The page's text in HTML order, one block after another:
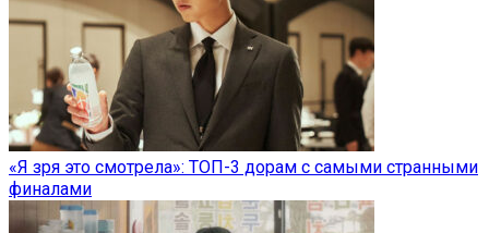
«Я зря это смотрела»: ТОП-3 дорам с самыми странными
финалами